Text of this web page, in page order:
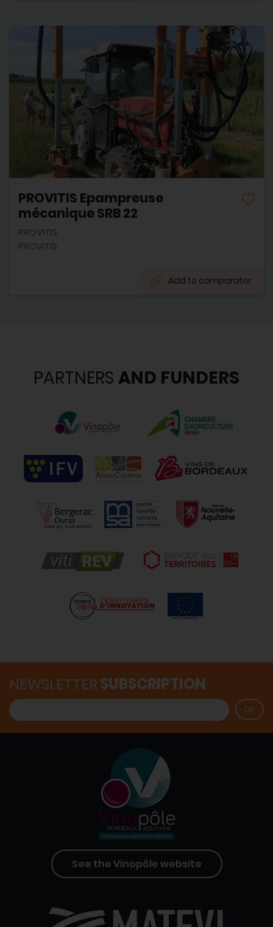
PROVITIS Epampreuse
mécanique SRB 22
PROVITIS
PROVITIS
Add to comparator
PARTNERS AND FUNDERS
NEWSLETTERSUBSCRIPTION
See the Vinopôle website